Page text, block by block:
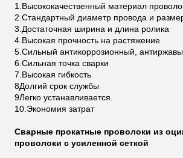
1. Высококачественный материал
2. Стандартный диаметр провода и
3. Достаточная ширина и длина ролика
4. Высокая прочность на растяжение
5. Сильный антикоррозионный,
6. Сильная точка сварки
7.Высокая гибкость
8Долгий срок службы
9Легко устанавливается.
10. Экономия затрат
Сварные прокатные проволоки из
проволоки с усиленной сеткой